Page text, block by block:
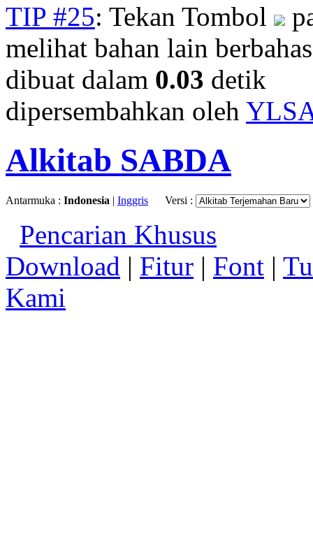
TIP #25: Tekan Tombol
melihat bahan lain
dibuat dalam 0.03 detik
dipersembahkan oleh
Alkitab SABDA
Antarmuka : Indonesia | Inggris Versi :
Pencarian Khusus
Download | Fitur | Font |
Kami